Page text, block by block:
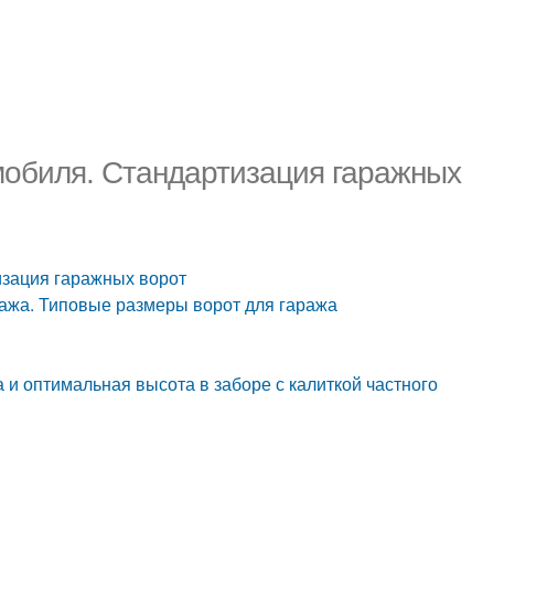
Стандартизация гаражных
гаражных ворот
Типовые размеры ворот для гаража
высота в заборе с калиткой частного